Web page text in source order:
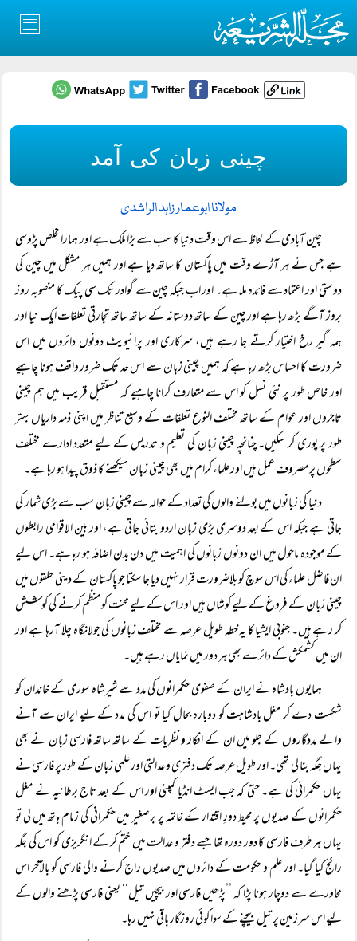
چینی زبان کی آمد
مولانا ابوعمار زاہد الراشدی
چین آبادی کے لحاظ سے اس وقت دنیا کا سب سے بڑا ملک ہے اور ہمارا مخلص پڑوسی
ہے جس نے ہر آڑے وقت میں پاکستان کا ساتھ دیا ہے اور ہمیں ہر مشکل میں چین کی
دوستی اور اعتماد سے فائدہ ملا ہے۔ اور اب جبکہ چین سے گوادر تک سی پیک کا منصوبہ روز
بروز آگے بڑھ رہا ہے اور چین کے ساتھ دوستانہ کے ساتھ ساتھ تجارتی تعلقات ایک نیا اور
ہمہ گیر رخ اختیار کرتے جا رہے ہیں، سرکاری اور پرائیویٹ دونوں دائروں میں اس
ضرورت کا احساس بڑھ رہا ہے کہ ہمیں چینی زبان سے اس حد تک ضرور واقف ہونا چاہیے
اور خاص طور پر نئی نسل کو اس سے متعارف کرانا چاہیے کہ مستقبل قریب میں ہم چینی
تاجروں اور عوام کے ساتھ مختلف النوع تعلقات کے وسیع تناظر میں اپنی ذمہ داریاں بہتر
طور پر پوری کر سکیں۔ چنانچہ چینی زبان کی تعلیم و تدریس کے لیے متعدد ادارے مختلف
سطحوں پر مصروف عمل ہیں اور علماء کرام میں بھی چینی زبان سیکھنے کا ذوق پیدا ہو رہا ہے۔
دنیا کی زبانوں میں بولنے والوں کی تعداد کے حوالہ سے چینی زبان سب سے بڑی شمار کی
جاتی ہے جبکہ اس کے بعد دوسری بڑی زبان اردو بتائی جاتی ہے، اور بین الاقوامی رابطوں
کے موجودہ ماحول میں ان دونوں زبانوں کی اہمیت میں دن بدن اضافہ ہو رہا ہے۔ اس لیے
ان فاضل علماء کی اس سوچ کو بلاضرورت قرار نہیں دیا جا سکتا جو پاکستان کے دینی حلقوں میں
چینی زبان کے فروغ کے لیے کوشاں ہیں اور اس کے لیے محنت کو منظم کرنے کی کوشش
کر رہے ہیں۔ جنوبی ایشیا کا یہ خطہ طویل عرصہ سے مختلف زبانوں کی جولانگاہ چلا آرہا ہے اور
ان میں کشمکش کے دائرے بھی ہر دور میں نمایاں رہے ہیں۔
ہمایوں بادشاہ نے ایران کے صفوی حکمرانوں کی مدد سے شیرشاہ سوری کے خاندان کو
شکست دے کر مغل بادشاہت کو دوبارہ بحال کیا تو اس کی مدد کے لیے ایران سے آنے
والے مددگاروں کے جلو میں ان کے افکار و نظریات کے ساتھ ساتھ فارسی زبان نے بھی
یہاں جگہ بنا لی تھی۔ اور طویل عرصہ تک دفتری و عدالتی اور علمی زبان کے طور پر فارسی نے
یہاں حکمرانی کی ہے۔ حتیٰ کہ جب ایسٹ انڈیا کمپنی اور اس کے بعد تاج برطانیہ نے مغل
حکمرانوں کے صدیوں پر محیط دورِ اقتدار کے خاتمہ پر برصغیر میں حکمرانی کی زمام ہاتھ میں لی تو
یہاں ہر طرف فارسی کا دور دورہ تھا جسے دفتر و عدالت میں ختم کر کے انگریزی کو اس کی جگہ
رائج کیا گیا۔ اور علم و حکومت کے دائروں میں صدیوں راج کرنے والی فارسی کو بالآخر اس
محاورے سے دوچار ہونا پڑا کہ ’’پڑھیں فارسی اور بیچیں تیل‘‘ یعنی فارسی پڑھنے والوں کے
لیے اس سرزمین پر تیل بیچنے کے سوا کوئی روزگار باقی نہیں رہا۔